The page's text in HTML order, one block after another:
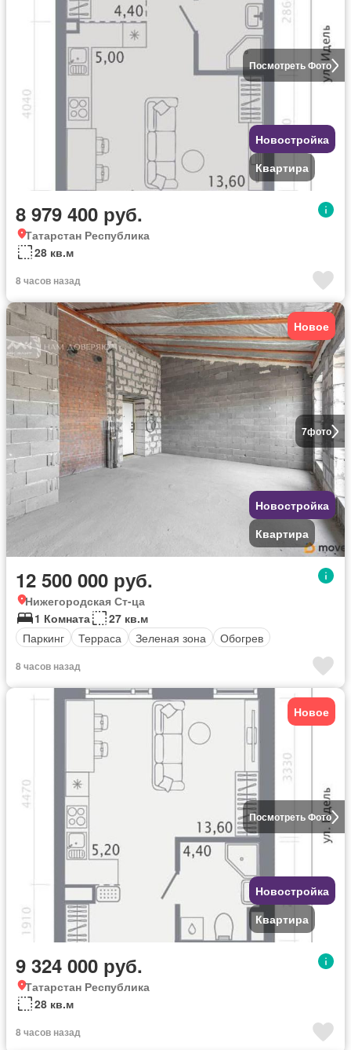
Посмотреть Фото
Новостройка
Квартира
8 979 400 руб.
Татарстан Республика
28 кв.м
8 часов назад
7фото
Новое
Новостройка
Квартира
12 500 000 руб.
Нижегородская Ст-ца
1 Комната
27 кв.м
Паркинг
Терраса Зеленая зона Обогрев
8 часов назад
Посмотреть Фото
Новое
Новостройка
Квартира
9 324 000 руб.
Татарстан Республика
28 кв.м
8 часов назад